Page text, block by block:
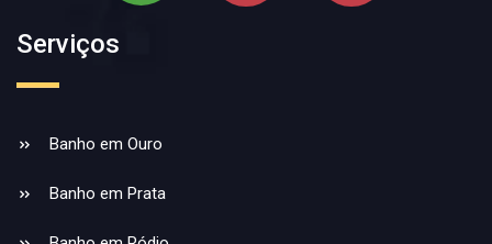
Serviços
Banho em Ouro
Banho em Prata